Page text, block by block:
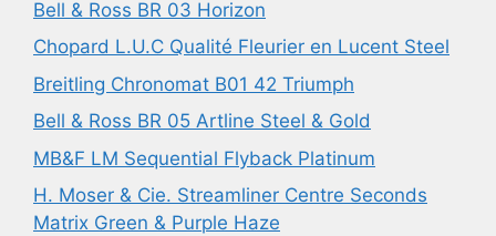
Bell & Ross BR 03 Horizon
Chopard L.U.C Qualité Fleurier en Lucent Steel
Breitling Chronomat B01 42 Triumph
Bell & Ross BR 05 Artline Steel & Gold
MB&F LM Sequential Flyback Platinum
H. Moser & Cie. Streamliner Centre Seconds
Matrix Green & Purple Haze